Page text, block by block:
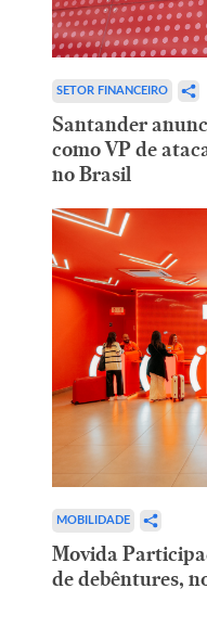
SETOR FINANCEIRO
Santander
como VP de
no Brasil
MOBILIDADE
Movida
de debêntures,